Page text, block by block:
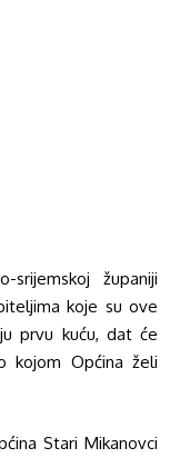
srijemskoj županiji
koje su ove
prvu kuću, dat će
kojom Općina želi
Stari Mikanovci